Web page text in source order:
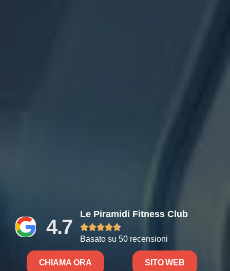
4.7
Le Piramidi Fitness Club

Basato su 50 recensioni
CHIAMA ORA SITO WEB